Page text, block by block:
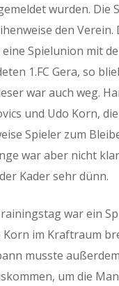
wurden. Die
den Verein.
Spielunion mit
1.FC Gera, so
war auch weg.
und Udo Korn, die
Spieler zum
war aber nicht
Kader sehr dünn.
war ein
Korn im Kraftraum
musste
um die